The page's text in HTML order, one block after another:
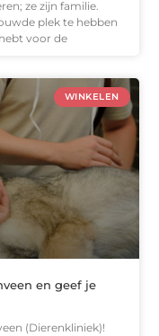
ze zijn familie.
plek te hebben
voor de
WINKELEN
en geef je
(Dierenkliniek)!